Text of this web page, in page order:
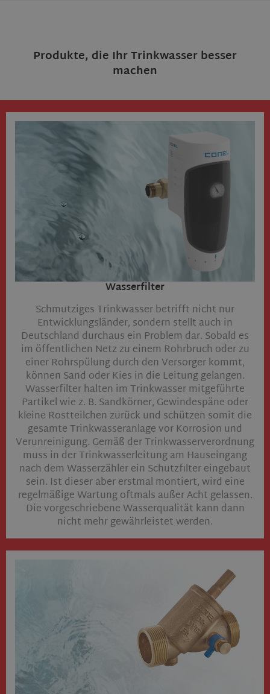
Produkte, die Ihr Trinkwasser besser
machen
Wasserfilter​
Schmutziges Trinkwasser betrifft nicht nur
Entwicklungsländer, sondern stellt auch in
Deutschland durchaus ein Problem dar. Sobald es
im öffentlichen Netz zu einem Rohrbruch oder zu
einer Rohrspülung durch den Versorger kommt,
können Sand oder Kies in die Leitung gelangen.
Wasserfilter halten im Trinkwasser mitgeführte
Partikel wie z. B. Sandkörner, Gewindespäne oder
kleine Rostteilchen zurück und schützen somit die
gesamte Trinkwasseranlage vor Korrosion und
Verunreinigung. Gemäß der Trinkwasserverordnung
muss in der Trinkwasserleitung am Hauseingang
nach dem Wasserzähler ein Schutzfilter eingebaut
sein. Ist dieser aber erstmal montiert, wird eine
regelmäßige Wartung oftmals außer Acht gelassen.
Die vorgeschriebene Wasserqualität kann dann
nicht mehr gewährleistet werden.